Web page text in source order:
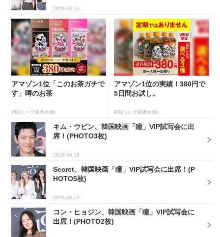
2026.06.16
アマゾン1位「このお茶ガチで
す」噂のお茶
PR(ハーブ健康本舗)
アマゾン1位の実績！380円で
5日間お試し。
PR(ハーブ健康本舗)
キム・ウビン、韓国映画「瞳」VIP試写会に出
席！(PHOTO3枚)
2026.06.16
Secret、韓国映画「瞳」VIP試写会に出席！(P
HOTO5枚)
2026.06.16
コン・ヒョジン、韓国映画「瞳」VIP試写会に
出席！(PHOTO2枚)